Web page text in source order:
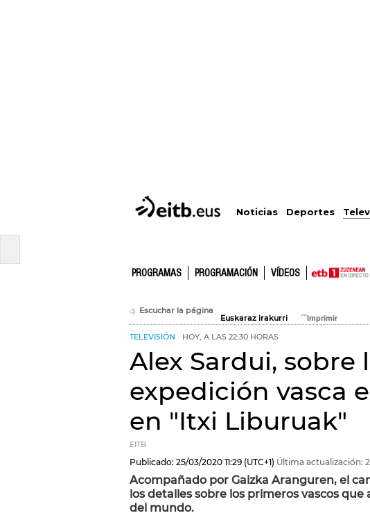
Noticias Deportes
PROGRAMAS PROGRAMACIÓN VÍDEOS
Escuchar la página
Euskaraz irakurri
TELEVISIÓN HOY, A LAS 22:30 HORAS
Alex Sardui, sobre
expedición vasca
en "Itxi Liburuak"
EITB
Publicado: 25/03/2020 11:29 (UTC+1) Última actualización:
Acompañado por Gaizka Aranguren, el
los detalles sobre los primeros vascos
del mundo.